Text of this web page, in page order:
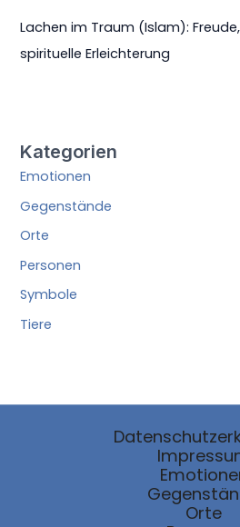
Lachen im Traum (Islam):
spirituelle Erleichterung
Kategorien
Emotionen
Gegenstände
Orte
Personen
Symbole
Tiere
Orte